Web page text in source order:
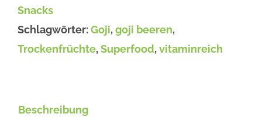
Snacks
Schlagwörter:Goji,goji beeren,
Trockenfrüchte,Superfood,vitaminreich
Beschreibung